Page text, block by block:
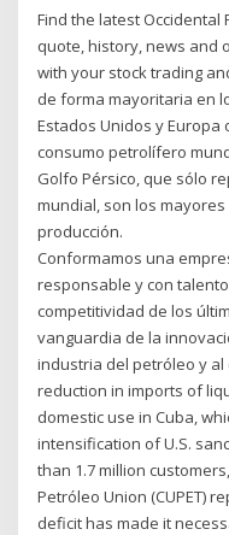
Find the latest Occidental
quote, history, news and
with your stock trading
de forma mayoritaria en
Estados Unidos y
consumo petrolífero
Golfo Pérsico, que sólo
mundial, son los
producción.
Conformamos una
responsable y con
competitividad de los
vanguardia de la
industria del petróleo y al
reduction in imports of
domestic use in Cuba,
intensification of U.S.
than 1.7 million
Petróleo Union (CUPET)
deficit has made it